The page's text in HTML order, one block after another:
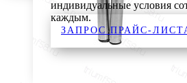
индивидуальные условия
каждым.
ЗАПРОС ПРАЙС-